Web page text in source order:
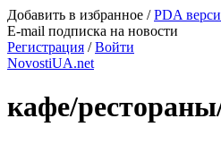
Добавить в избранное /PDA
E-mail подписка на новости
Регистрация /Войти
NovostiUA.net
кафе/